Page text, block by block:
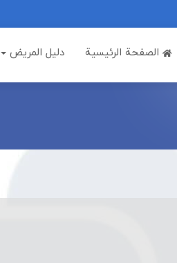
الصفحة الرئيسية دليل المريض